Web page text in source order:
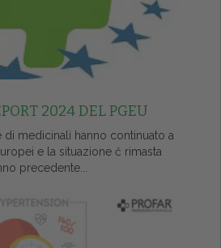
2024 DEL PGEU
di medicinali hanno continuato a
e la situazione č rimasta
precedente...